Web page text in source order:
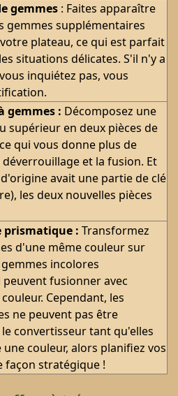
gemmes : Faites apparaître
gemmes supplémentaires
plateau, ce qui est parfait
situations délicates. S'il n'y a
inquiétez pas, vous
gemmes : Décomposez une
supérieur en deux pièces de
qui vous donne plus de
et la fusion. Et
avait une partie de clé
les deux nouvelles pièces
prismatique : Transformez
d'une même couleur sur
incolores
fusionner avec
Cependant, les
ne peuvent pas être
convertisseur tant qu'elles
couleur, alors planifiez vos
façon stratégique !